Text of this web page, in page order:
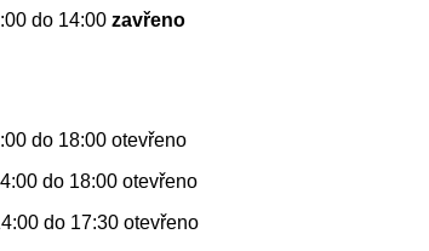
do 14:00zavřeno
do 18:00 otevřeno
do 18:00 otevřeno
do 17:30 otevřeno